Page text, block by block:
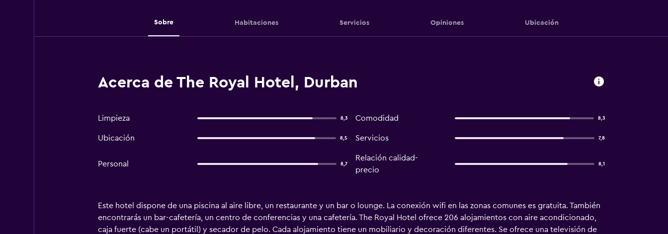
Sobre Habitaciones Servicios Opiniones Ubicación
Acerca de The Royal Hotel, Durban
Limpieza 8,3 Comodidad 8,3
Ubicación 8,5 Servicios 7,8
Personal 8,7
Relación calidad-
precio
8,1
Este hotel dispone de una piscina al aire libre, un restaurante y un bar o lounge. La conexión wifi en las zonas comunes es gratuita. También
encontrarás un bar-cafetería, un centro de conferencias y una cafetería. The Royal Hotel ofrece 206 alojamientos con aire acondicionado,
caja fuerte (cabe un portátil) y secador de pelo. Cada alojamiento tiene un mobiliario y decoración diferentes. Se ofrece una televisión de